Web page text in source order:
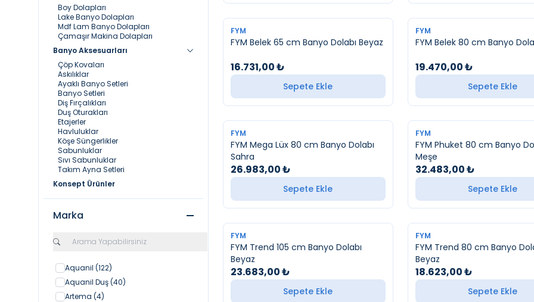
Boy Dolapları
Lake Banyo Dolapları
Mdf Lam Banyo Dolapları
Çamaşır Makina Dolapları
Banyo Aksesuarları
Çöp Kovaları
Askılıklar
Ayaklı Banyo Setleri
Banyo Setleri
Diş Fırçalıkları
Duş Oturakları
Etajerler
Havluluklar
Köşe Süngerlikler
Sabunluklar
Sıvı Sabunluklar
Takım Ayna Setleri
Konsept Ürünler
Marka
Aquanil (122)
Aquanil Duş(40)
Artema (4)
FYM
FYM Belek 65 cm Banyo Dolabı Beyaz
16.731,00₺
Sepete Ekle
FYM
FYM Belek 80 cm Banyo
19.470,00₺
Sepete Ekle
FYM
FYM Mega Lüx 80 cm Banyo Dolabı
Sahra
26.983,00₺
Sepete Ekle
FYM
FYM Phuket 80 cm Banyo
Meşe
32.483,00₺
Sepete Ekle
FYM
FYM Trend 105 cm Banyo Dolabı
Beyaz
23.683,00₺
Sepete Ekle
FYM
FYM Trend 80 cm Banyo
Beyaz
18.623,00₺
Sepete Ekle